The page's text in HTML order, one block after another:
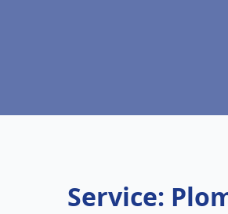
Service: